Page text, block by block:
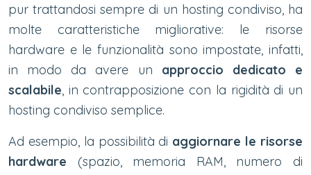
pur trattandosi sempre di un hosting condiviso, ha
molte caratteristiche migliorative: le risorse
hardware e le funzionalità sono impostate, infatti,
in modo da avere un approccio dedicato e
scalabile, in contrapposizione con la rigidità di un
hosting condiviso semplice.
Ad esempio, la possibilità di aggiornare le risorse
hardware (spazio, memoria RAM, numero di